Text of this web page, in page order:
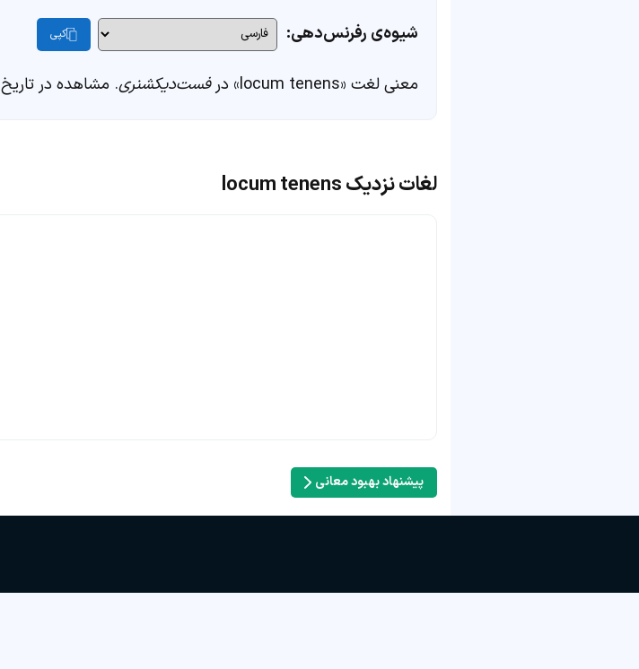
شیوه‌ی رفرنس‌دهی: کپی
معنی لغت «locum tenens» در فست‌دیکشنری. مشاهده در تاریخ ۱۷ مرداد ۱۴۰۵، از https://fastdic.com/word/locum-tenens
لغات نزدیک locum tenens
پیشنهاد بهبود معانی